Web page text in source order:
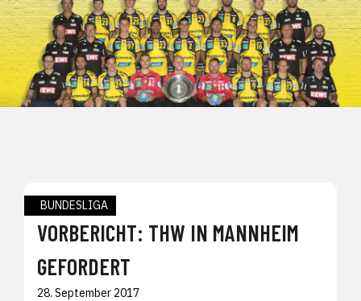
BUNDESLIGA
VORBERICHT: THW IN MANNHEIM
GEFORDERT
28. September 2017